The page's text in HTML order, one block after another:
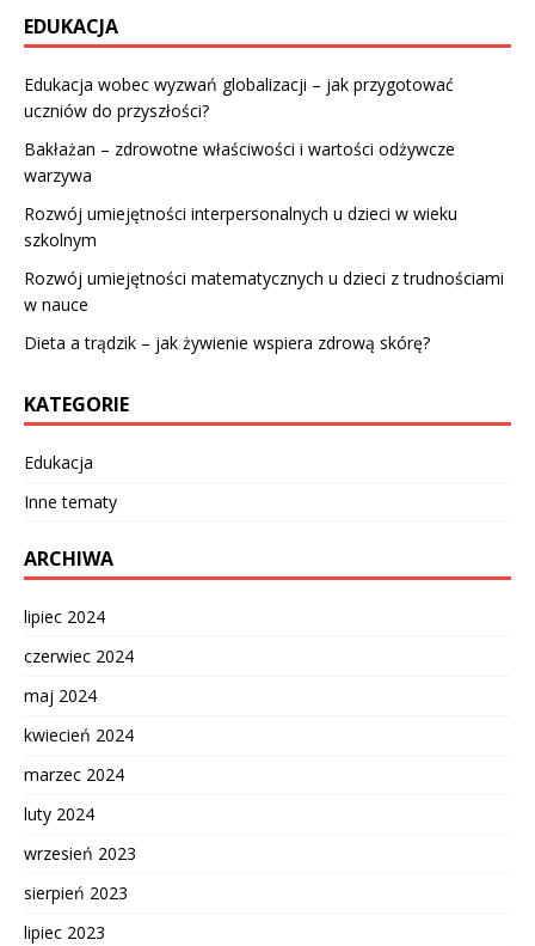
EDUKACJA
Edukacja wobec wyzwań globalizacji – jak przygotować
uczniów do przyszłości?
Bakłażan – zdrowotne właściwości i wartości odżywcze
warzywa
Rozwój umiejętności interpersonalnych u dzieci w wieku
szkolnym
Rozwój umiejętności matematycznych u dzieci z trudnościami
w nauce
Dieta a trądzik – jak żywienie wspiera zdrową skórę?
KATEGORIE
Edukacja
Inne tematy
ARCHIWA
lipiec 2024
czerwiec 2024
maj 2024
kwiecień 2024
marzec 2024
luty 2024
wrzesień 2023
sierpień 2023
lipiec 2023